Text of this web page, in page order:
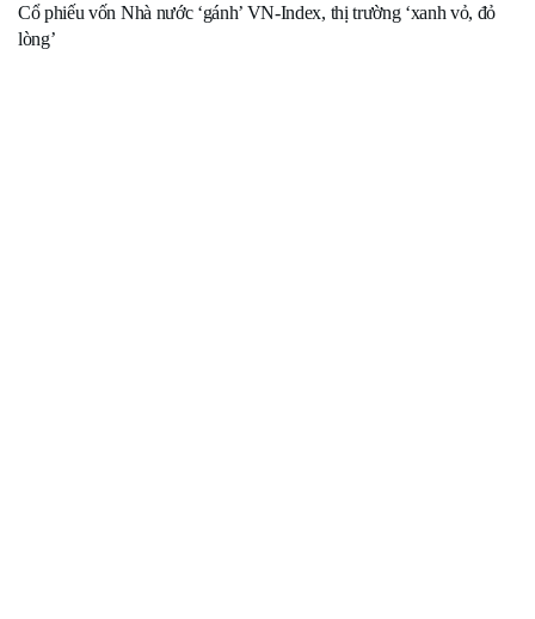
Cổ phiếu vốn Nhà nước ‘gánh’ VN-Index, thị trường ‘xanh vỏ, đỏ
lòng’